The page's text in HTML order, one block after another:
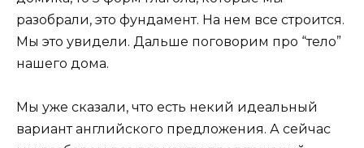
разобрали, это фундамент. На нем все строится.
Мы это увидели. Дальше поговорим про “тело”
нашего дома.
Мы уже сказали, что есть некий идеальный
вариант английского предложения. А сейчас